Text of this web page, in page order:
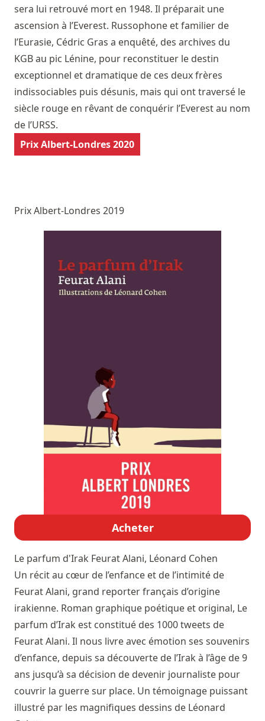
sera lui retrouvé mort en 1948. Il préparait une
ascension à l’Everest. Russophone et familier de
l’Eurasie, Cédric Gras a enquêté, des archives du
KGB au pic Lénine, pour reconstituer le destin
exceptionnel et dramatique de ces deux frères
indissociables puis désunis, mais qui ont traversé le
siècle rouge en rêvant de conquérir l’Everest au nom
de l’URSS.
Prix Albert-Londres 2020
Prix Albert-Londres 2019
Acheter
Le parfum d'Irak Feurat Alani, Léonard Cohen
Un récit au cœur de l’enfance et de l’intimité de
Feurat Alani, grand reporter français d’origine
irakienne. Roman graphique poétique et original, Le
parfum d’Irak est constitué des 1000 tweets de
Feurat Alani. Il nous livre avec émotion ses souvenirs
d’enfance, depuis sa découverte de l’Irak à l’âge de 9
ans jusqu’à sa décision de devenir journaliste pour
couvrir la guerre sur place. Un témoignage puissant
illustré par les magnifiques dessins de Léonard